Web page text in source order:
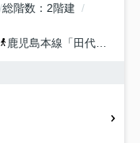
総階数
2階建
鹿児島本線 「 田代